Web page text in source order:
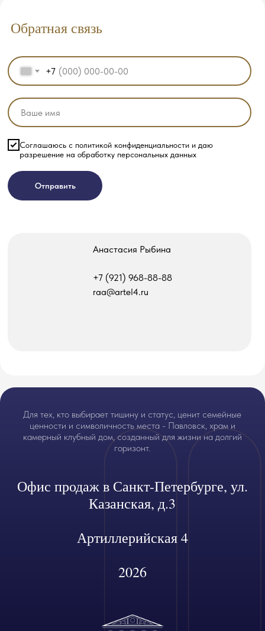
Обратная связь
+7
Соглашаюсь с политикой конфиденциальности и даю
разрешение на обработку персональных данных
Отправить
Анастасия Рыбина
‎+7 (921) 968-88-88
raa@artel4.ru
Для тех, кто выбирает тишину и статус, ценит семейные
ценности и символичность места - Павловск, храм и
камерный клубный дом, созданный для жизни на долгий
горизонт.
Офис продаж в Санкт-Петербурге, ул.
Казанская, д.3
Артиллерийская 4
2026